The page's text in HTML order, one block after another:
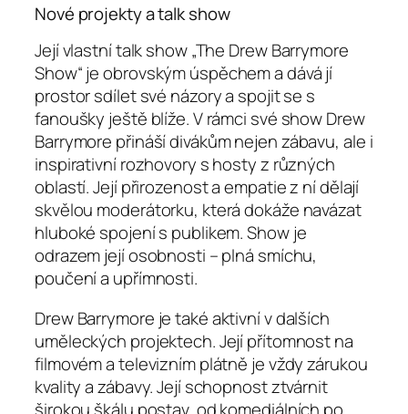
Nové projekty a talk show
Její vlastní talk show „The Drew Barrymore
Show“ je obrovským úspěchem a dává jí
prostor sdílet své názory a spojit se s
fanoušky ještě blíže. V rámci své show Drew
Barrymore přináší divákům nejen zábavu, ale i
inspirativní rozhovory s hosty z různých
oblastí. Její přirozenost a empatie z ní dělají
skvělou moderátorku, která dokáže navázat
hluboké spojení s publikem. Show je
odrazem její osobnosti – plná smíchu,
poučení a upřímnosti.
Drew Barrymore je také aktivní v dalších
uměleckých projektech. Její přítomnost na
filmovém a televizním plátně je vždy zárukou
kvality a zábavy. Její schopnost ztvárnit